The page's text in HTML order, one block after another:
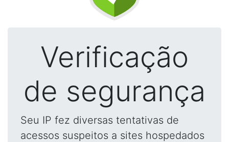
Verificação
de segurança
Seu IP fez diversas tentativas de
acessos suspeitos a sites hospedados